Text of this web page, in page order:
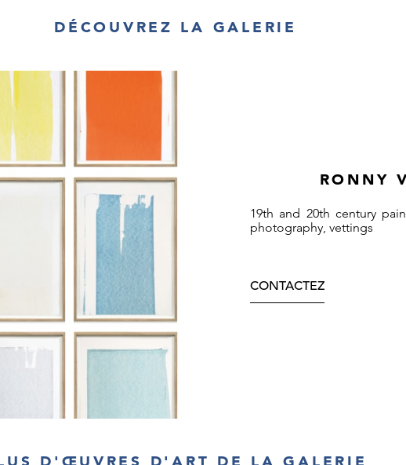
DÉCOUVREZ LA GALERIE
RONNY
19th and 20th century
photography, vettings
CONTACTEZ
D'ŒUVRES D'ART DE LA GALERIE